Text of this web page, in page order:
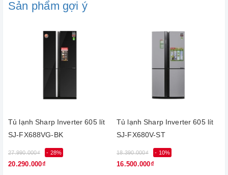
Dung tích sử dụng 182 lít phù hợp cho gia đình từ 2 - 3 thành
Sản phẩm gợi ý
Tủ lạnh Sharp Inverter 605 lít
SJ-FX688VG-BK
27.990.000₫ - 28%
20.290.000₫
Tủ lạnh Sharp Inverter 605 lít
SJ-FX680V-ST
18.390.000₫ - 10%
16.500.000₫